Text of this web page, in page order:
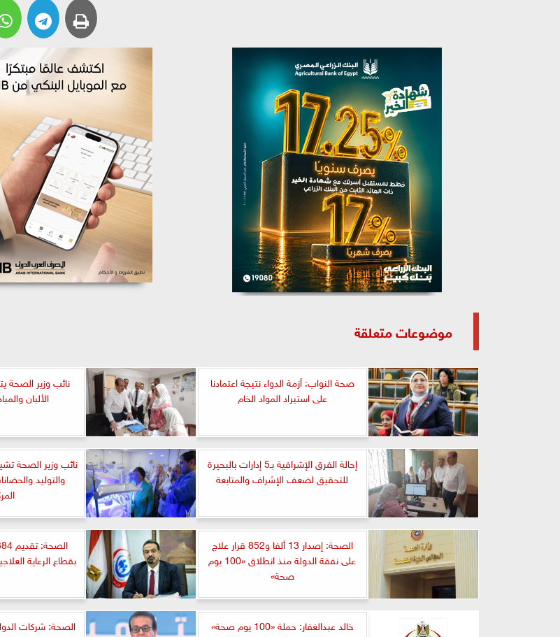
موضوعات متعلقة
صحة النواب: أزمة الدواء نتيجة اعتمادنا
على استيراد المواد الخام
نائب وزير
الألبان
إحالة الفرق الإشرافية بـ5 إدارات بالبحيرة
للتحقيق لضعف الإشراف والمتابعة
نائب وزير الصحة
والتوليد
الصحة: إصدار 13 ألفا و852 قرار علاج
على نفقة الدولة منذ انطلاق «100 يوم
صحة»
بقطاع الرعاية العلاجية بـ«100
خالد عبدالغفار: حملة «100 يوم صحة»
الصحة: شركات